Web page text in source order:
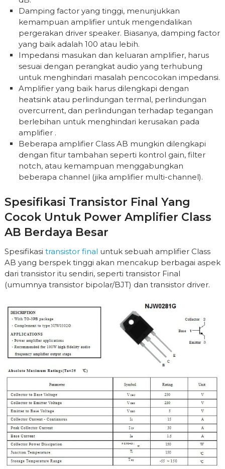
Damping factor yang tinggi, menunjukkan
kemampuan amplifier untuk mengendalikan
pergerakan driver speaker. Biasanya, damping factor
yang baik adalah 100 atau lebih.
Impedansi masukan dan keluaran amplifier, harus
sesuai dengan perangkat audio yang terhubung
untuk menghindari masalah pencocokan impedansi.
Amplifier yang baik harus dilengkapi dengan
heatsink atau perlindungan termal, perlindungan
overcurrent, dan perlindungan terhadap tegangan
berlebihan untuk menghindari kerusakan pada
amplifier .
Beberapa amplifier Class AB mungkin dilengkapi
dengan fitur tambahan seperti kontrol gain, filter
notch, atau kemampuan menggabungkan
beberapa channel (jika amplifier multi-channel).
Spesifikasi Transistor Final Yang
Cocok Untuk Power Amplifier Class
AB Berdaya Besar
Spesifikasi transistor final untuk sebuah amplifier Class
AB yang berspek tinggi akan mencakup berbagai aspek
dari transistor itu sendiri, seperti transistor Final
(umumnya transistor bipolar/BJT) dan transistor driver.